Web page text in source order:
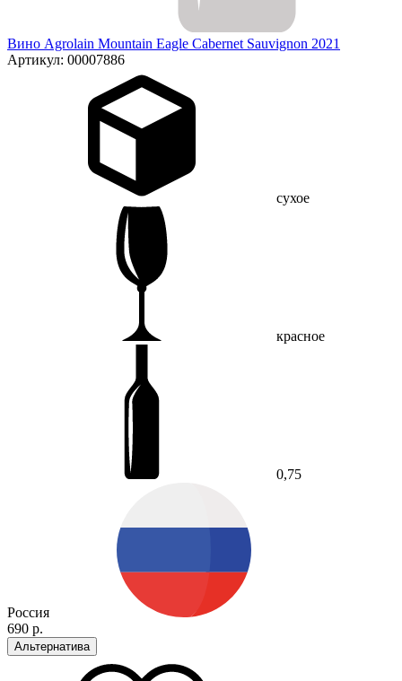
Вино Agrolain Mountain Eagle Cabernet Sauvignon 2021
Артикул: 00007886
сухое
красное
0,75
Россия
690 р.
Альтернатива